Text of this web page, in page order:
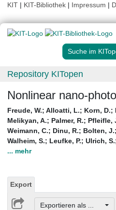
KIT | KIT-Bibliothek | Impressum |
Suche im
Repository KITopen
Nonlinear nano-
Freude, W.; Alloatti, L.; Korn, D.;
Melikyan, A.; Palmer, R.; Pfleifle,
Weimann, C.; Dinu, R.; Bolten, J.;
Walheim, S.; Leufke, P.; Ulrich, S.
... mehr
Export
Exportieren als ...